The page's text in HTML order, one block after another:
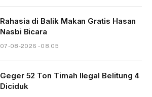
Rahasia di Balik Makan Gratis Hasan
Nasbi Bicara
07-08-2026 - 08.05
Geger 52 Ton Timah Ilegal Belitung 4
Diciduk